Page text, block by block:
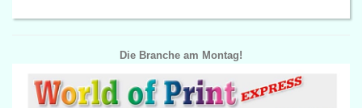
Die Branche am Montag!